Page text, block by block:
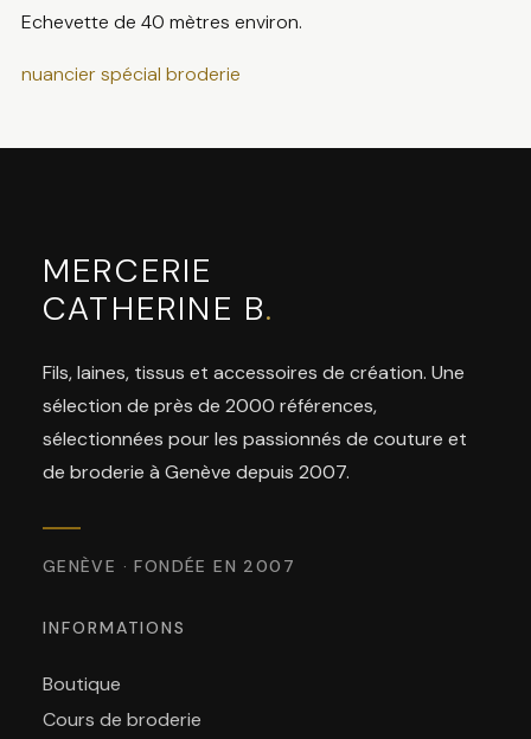
Echevette de 40 mètres environ.
nuancier spécial broderie
MERCERIE
CATHERINE B.
Fils, laines, tissus et accessoires de création. Une
sélection de près de 2000 références,
sélectionnées pour les passionnés de couture et
de broderie à Genève depuis 2007.
GENÈVE · FONDÉE EN 2007
INFORMATIONS
Boutique
Cours de broderie